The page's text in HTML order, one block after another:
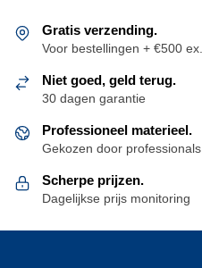
Gratis verzending.
Voor bestellingen + €500 ex.
Niet goed, geld terug.
30 dagen garantie
Professioneel materieel.
Gekozen door professionals
Scherpe prijzen.
Dagelijkse prijs monitoring